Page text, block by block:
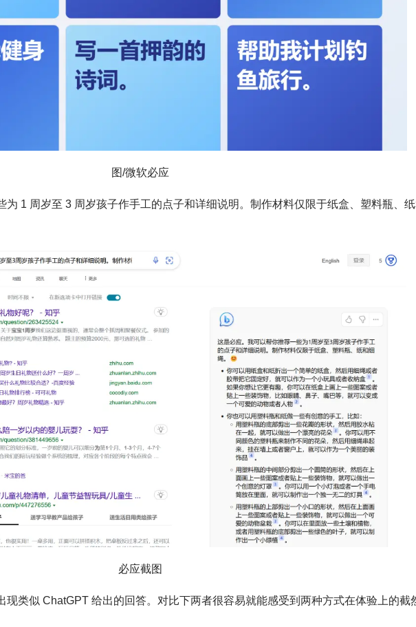
图/微软必应
为 1 周岁至 3 周岁孩子作手工的点子和详细说明。制作材料仅限于纸盒、塑料瓶、
必应截图
现类似 ChatGPT 给出的回答。对比下两者很容易就能感受到两种方式在体验上的截